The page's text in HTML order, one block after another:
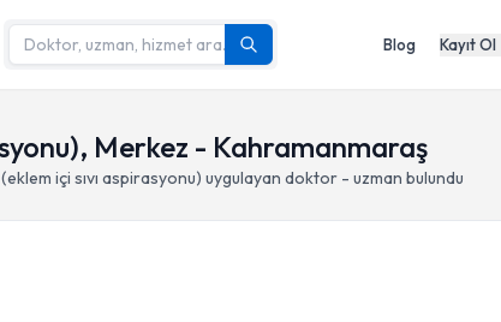
Blog Kayıt Ol
Merkez - Kahramanmaraş
içi sıvı aspirasyonu) uygulayan doktor - uzman bulundu